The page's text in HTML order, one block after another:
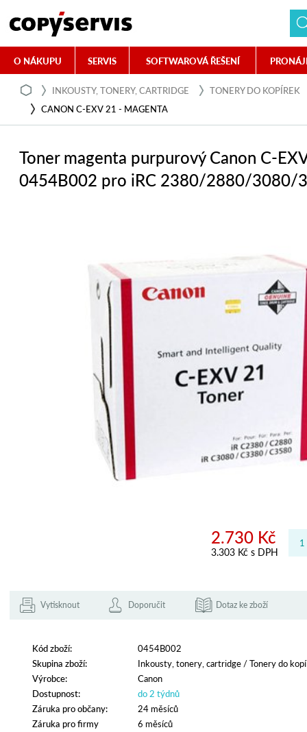
O NÁKUPU SERVIS SOFTWAROVÁ ŘEŠENÍ
INKOUSTY, TONERY, CARTRIDGE
TONERY DO KOPÍREK
CANON C-EXV 21 - MAGENTA
Toner magenta purpurový Canon C-
0454B002 pro iRC 2380/2880/3080/
2.730 Kč
3.303 Kč s DPH
Vytisknout Doporučit Dotaz ke zboží
Kód zboží:
0454B002
Skupina zboží:
Inkousty, tonery, cartridge /Tonery do
Výrobce:
Canon
Dostupnost:
do 2 týdnů
Záruka pro občany:
24 měsíců
Záruka pro firmy
6 měsíců